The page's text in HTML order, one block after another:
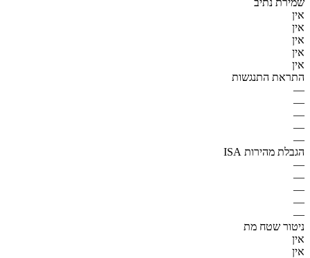
אין
אין
אין
אין
אין
התראת התנגשות
—
—
—
—
—
הגבלת מהירות ISA
—
—
—
—
—
ניטור שטח מת
אין
אין